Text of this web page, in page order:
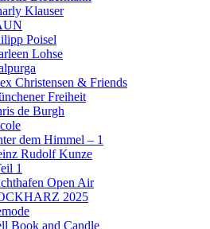
Klauser
Poisel
Lohse
Christensen & Friends
Freiheit
de Burgh
dem Himmel – 1
Rudolf Kunze
1
Open Air
2025
Book and Candle